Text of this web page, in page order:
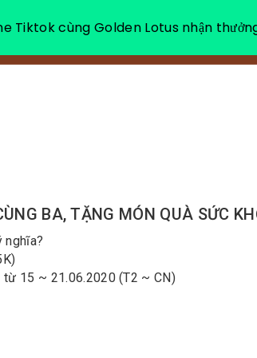
VỀ CHÚNG TÔI
BA, TẶNG MÓN QUÀ SỨC
nghĩa?
15 ~ 21.06.2020 (T2 ~ CN)
Tiktok cùng Golden Lotus nhận